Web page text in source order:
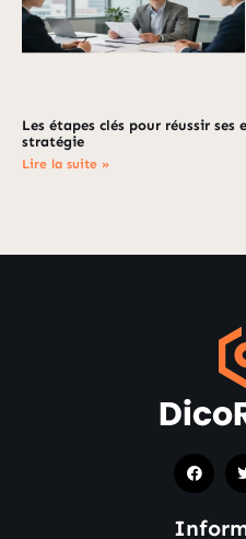
Les étapes clés pour réussir ses
stratégie
Lire la suite »